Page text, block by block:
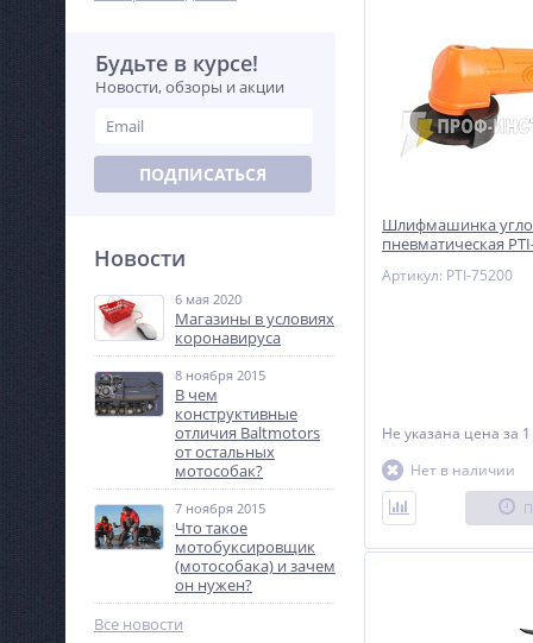
Будьте в курсе!
Новости, обзоры и акции
ПОДПИСАТЬСЯ
Новости
6 мая 2020
Магазины в условиях
коронавируса
8 ноября 2015
В чем
конструктивные
отличия Baltmotors
от остальных
мотособак?
7 ноября 2015
Что такое
мотобуксировщик
(мотособака) и зачем
он нужен?
Все новости
Шлифмашинка
пневматическая
Артикул: PTI-75200
Не указана цена за 1
Нет в наличии